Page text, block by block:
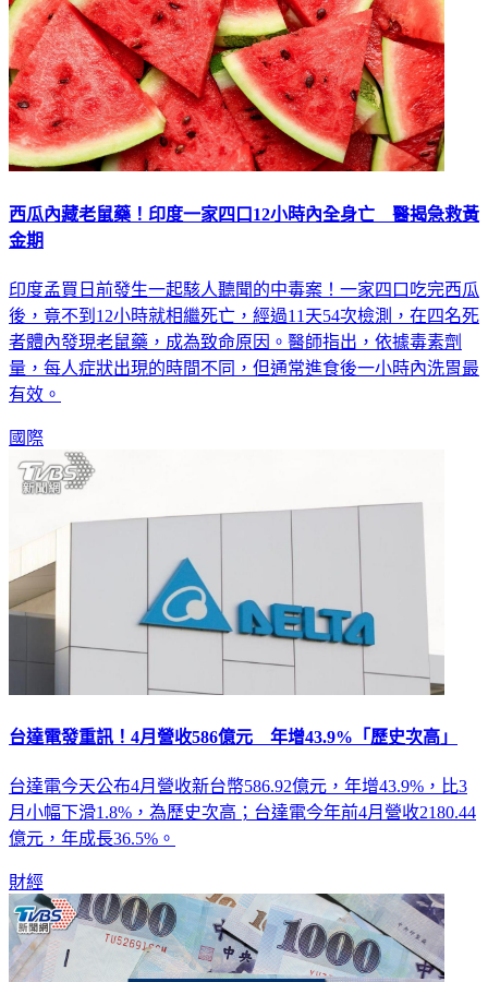
西瓜內藏老鼠藥！印度一家四口12小時內全身亡 醫揭急救黃
金期
印度孟買日前發生一起駭人聽聞的中毒案！一家四口吃完西瓜
後，竟不到12小時就相繼死亡，經過11天54次檢測，在四名死
者體內發現老鼠藥，成為致命原因。醫師指出，依據毒素劑
量，每人症狀出現的時間不同，但通常進食後一小時內洗胃最
有效。
國際
台達電發重訊！4月營收586億元 年增43.9%「歷史次高」
台達電今天公布4月營收新台幣586.92億元，年增43.9%，比3
月小幅下滑1.8%，為歷史次高；台達電今年前4月營收2180.44
億元，年成長36.5%。
財經